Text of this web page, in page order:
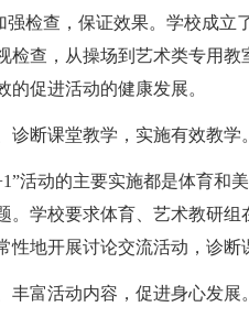
强检查，保证效果。学校成立
检查，从操场到艺术类专用
的促进活动的健康发展。
诊断课堂教学，实施有效教学。
活动的主要实施都是体育和
。学校要求体育、艺术教研
性地开展讨论交流活动，诊断
丰富活动内容，促进身心发展。